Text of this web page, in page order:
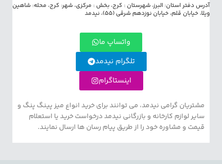
آدرس دفتر استان: البرز، شهرستان : کرج، بخش : مرکزی، شهر: کرج، محله: شاهین
ویلا، خیابان قلم، خیابان نوزدهم شرقی (55)، نیدمد
واتساپ ما
تلگرام نیدمد
اینستاگرام
مشتریان گرامی نیدمد، می توانند برای خرید انواع میز پینگ پنگ و
سایر لوازم کارخانه و بازرگانی نیدمد درخواست خرید یا استعلام
قیمت و مشاوره خود را از طریق پیام رسان ها ارسال نمایند.